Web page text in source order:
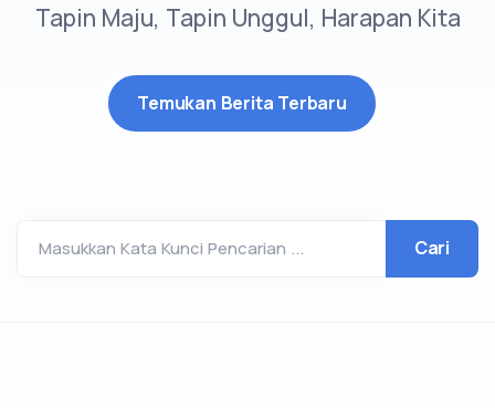
Tapin Maju, Tapin Unggul, Harapan Kita
Temukan Berita Terbaru
Masukkan Kata Kunci Pencarian ...